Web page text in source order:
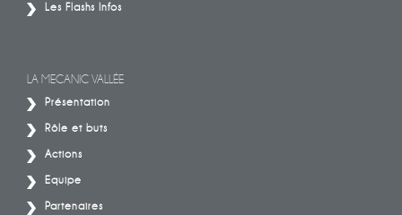
Les Flashs Infos
LA MECANIC VALLÉE
Présentation
Rôle et buts
Actions
Equipe
Partenaires